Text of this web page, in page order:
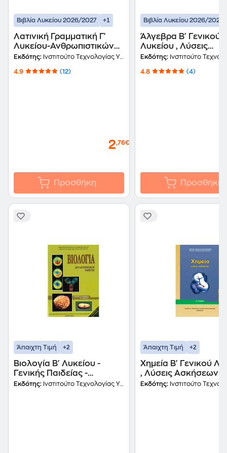
Βιβλία Λυκείου 2026/2027 +1
Λατινική Γραμματική Γ'
Λυκείου-Ανθρωπιστικών
Σπουδών 22-0158
Εκδότης: Ινστιτούτο Τεχνολογίας Υπολογιστών και Εκδόσεων Διόφαντος
4.9 (12)
2,76€
Προσθήκη
Βιβλία Λυκείου 2026/2027
Άλγεβρα Β' Γενικού
Λυκείου , Λύσεις
Ασκήσεων 22-0208
Εκδότης: Ινστιτούτο Τεχνολογίας Υπολογιστών και
4.8 (4)
Προσθήκη
Άπαιχτη Τιμή +2
Βιολογία Β' Λυκείου -
Γενικής Παιδείας -
Εργαστηριακός Οδηγός
Εκδότης: Ινστιτούτο Τεχνολογίας Υπολογιστών και Εκδόσεων Διόφαντος
Άπαιχτη Τιμή +2
Χημεία Β' Γενικού
, Λύσεις Ασκήσεων
0218
Εκδότης: Ινστιτούτο Τεχνολογίας Υπολογιστών και